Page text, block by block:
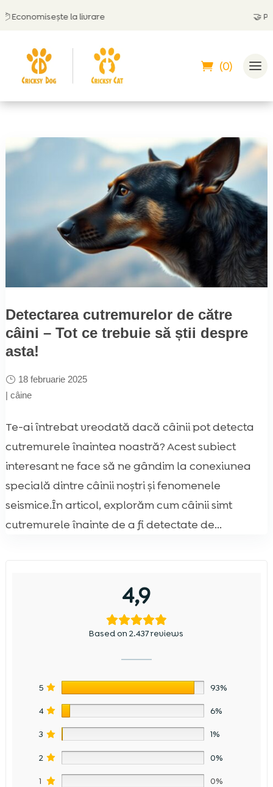
la livrare Poți
(0)
Detectarea cutremurelor de către
câini – Tot ce trebuie să știi despre
asta!
18 februarie 2025
| câine
Te-ai întrebat vreodată dacă câinii pot detecta
cutremurele înaintea noastră? Acest subiect
interesant ne face să ne gândim la conexiunea
specială dintre câinii noștri și fenomenele
seismice.În articol, explorăm cum câinii simt
cutremurele înainte de a fi detectate de...
4,9
Based on 2.437 reviews
5 93%
4 6%
3 1%
2 0%
1 0%